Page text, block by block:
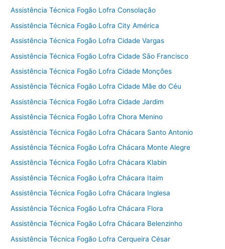
Assistência Técnica Fogão Lofra Consolação
Assistência Técnica Fogão Lofra City América
Assistência Técnica Fogão Lofra Cidade Vargas
Assistência Técnica Fogão Lofra Cidade São Francisco
Assistência Técnica Fogão Lofra Cidade Monções
Assistência Técnica Fogão Lofra Cidade Mãe do Céu
Assistência Técnica Fogão Lofra Cidade Jardim
Assistência Técnica Fogão Lofra Chora Menino
Assistência Técnica Fogão Lofra Chácara Santo Antonio
Assistência Técnica Fogão Lofra Chácara Monte Alegre
Assistência Técnica Fogão Lofra Chácara Klabin
Assistência Técnica Fogão Lofra Chácara Itaim
Assistência Técnica Fogão Lofra Chácara Inglesa
Assistência Técnica Fogão Lofra Chácara Flora
Assistência Técnica Fogão Lofra Chácara Belenzinho
Assistência Técnica Fogão Lofra Cerqueira César